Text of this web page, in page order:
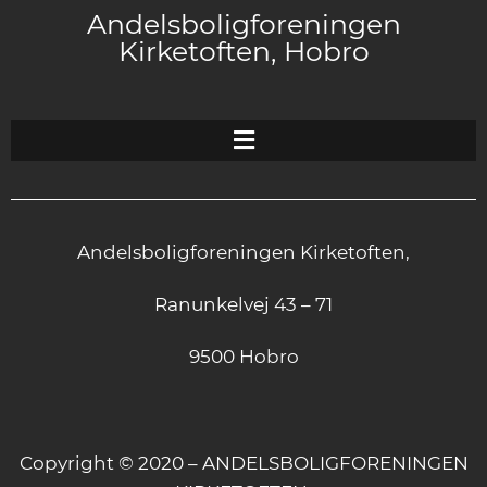
Andelsboligforeningen
Kirketoften, Hobro
Andelsboligforeningen Kirketoften,
Ranunkelvej 43 – 71
9500 Hobro
Copyright © 2020 – ANDELSBOLIGFORENINGEN